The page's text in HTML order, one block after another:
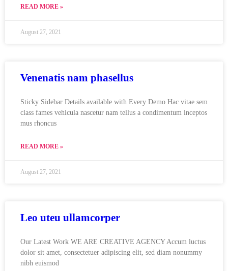
READ MORE »
August 27, 2021
Venenatis nam phasellus
Sticky Sidebar Details available with Every Demo Hac vitae sem
class fames vehicula nascetur nam tellus a condimentum inceptos
mus rhoncus
READ MORE »
August 27, 2021
Leo uteu ullamcorper
Our Latest Work WE ARE CREATIVE AGENCY Accum luctus
dolor sit amet, consectetuer adipiscing elit, sed diam nonummy
nibh euismod